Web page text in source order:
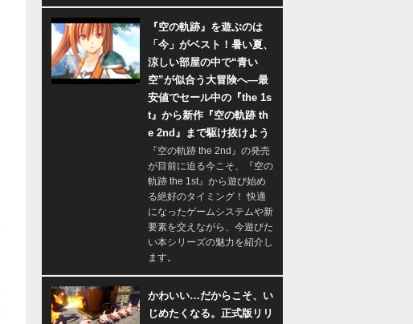
『空の軌跡』を遊ぶのは
「今」がベスト！暑い夏、
涼しい部屋の中で“青い
空”が似合う大冒険へ―最
安値でセール中の『the 1s
t』から新作『空の軌跡 th
e 2nd』まで駆け抜けよう
『空の軌跡 the 2nd』の発売
が目前に迫る今こそ、『空の
軌跡 the 1st』から遊び始め
る絶好のタイミング！ 快適
になったゲームシステムや新
要素を交えながら、今遊びた
い本シリーズの魅力を紹介し
ます。
かわいい…だからこそ、い
じめたくなる。正式版リリ